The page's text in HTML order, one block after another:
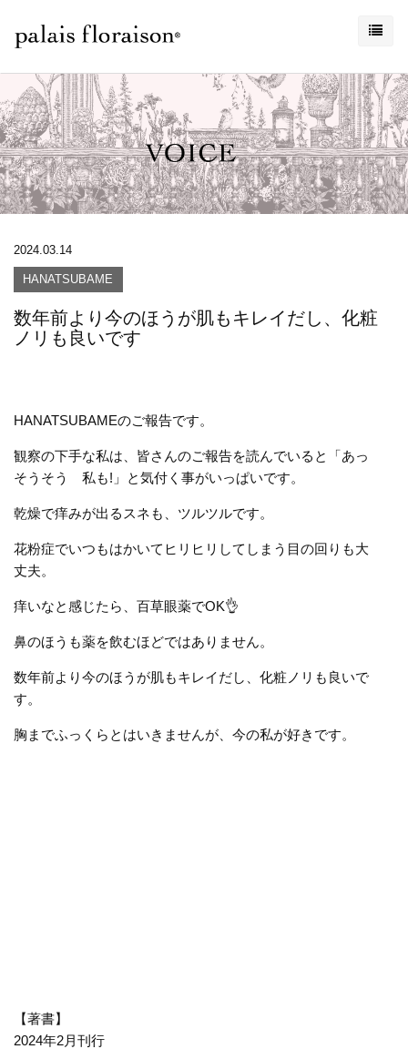
2024.03.14
HANATSUBAME
数年前より今のほうが肌もキレイだし、化粧
ノリも良いです
HANATSUBAMEのご報告です。
観察の下手な私は、皆さんのご報告を読んでいると「あっ
そうそう 私も!」と気付く事がいっぱいです。
乾燥で痒みが出るスネも、ツルツルです。
花粉症でいつもはかいてヒリヒリしてしまう目の回りも大
丈夫。
痒いなと感じたら、百草眼薬でOK👌
鼻のほうも薬を飲むほどではありません。
数年前より今のほうが肌もキレイだし、化粧ノリも良いで
す。
胸までふっくらとはいきませんが、今の私が好きです。
【著書】
2024年2月刊行